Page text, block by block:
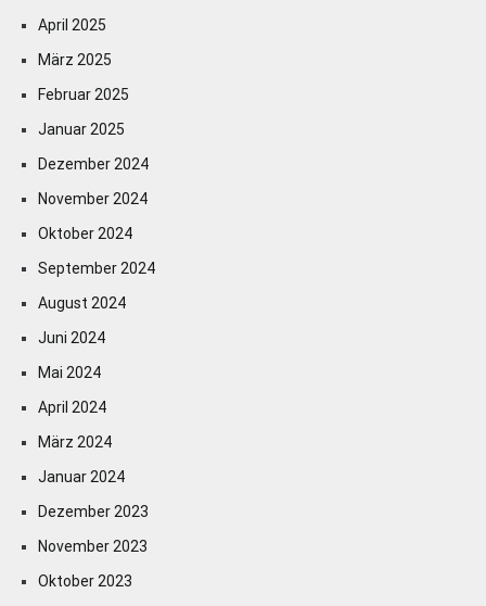
April 2025
März 2025
Februar 2025
Januar 2025
Dezember 2024
November 2024
Oktober 2024
September 2024
August 2024
Juni 2024
Mai 2024
April 2024
März 2024
Januar 2024
Dezember 2023
November 2023
Oktober 2023